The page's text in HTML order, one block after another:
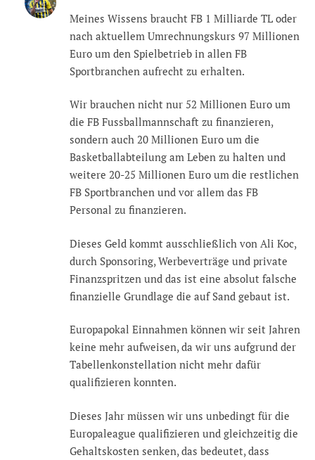
Meines Wissens braucht FB 1 Milliarde TL oder
nach aktuellem Umrechnungskurs 97 Millionen
Euro um den Spielbetrieb in allen FB
Sportbranchen aufrecht zu erhalten.
Wir brauchen nicht nur 52 Millionen Euro um
die FB Fussballmannschaft zu finanzieren,
sondern auch 20 Millionen Euro um die
Basketballabteilung am Leben zu halten und
weitere 20-25 Millionen Euro um die restlichen
FB Sportbranchen und vor allem das FB
Personal zu finanzieren.
Dieses Geld kommt ausschließlich von Ali Koc,
durch Sponsoring, Werbeverträge und private
Finanzspritzen und das ist eine absolut falsche
finanzielle Grundlage die auf Sand gebaut ist.
Europapokal Einnahmen können wir seit Jahren
keine mehr aufweisen, da wir uns aufgrund der
Tabellenkonstellation nicht mehr dafür
qualifizieren konnten.
Dieses Jahr müssen wir uns unbedingt für die
Europaleague qualifizieren und gleichzeitig die
Gehaltskosten senken, das bedeutet, dass